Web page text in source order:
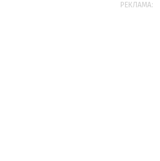
РЕКЛАМА: